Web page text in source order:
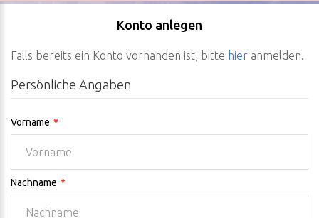
Konto anlegen
Falls bereits ein Konto vorhanden ist, bitte hier anmelden.
Persönliche Angaben
Vorname
Nachname